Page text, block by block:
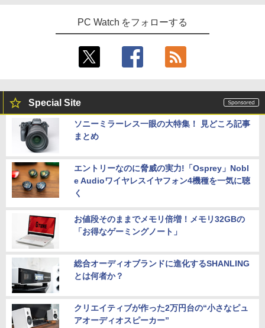
PC Watch をフォローする
Special Site
ソニーミラーレス一眼の大特集！ 見どころ記事
まとめ
エントリーなのに脅威の実力!「Osprey」Nobl
e Audioワイヤレスイヤフォン4機種を一気に聴
く
お値段そのままでメモリ倍増！メモリ32GBの
「お得なゲーミングノート」
総合オーディオブランドに進化するSHANLING
とは何者か？
クリエイティブが作った2万円台の“小さなピュ
アオーディオスピーカー”